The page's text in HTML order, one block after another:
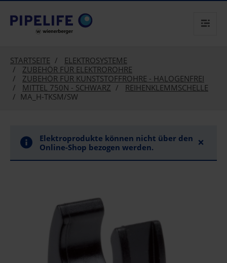
text.skipToContent
text.skipToNavigation
STARTSEITE
ELEKTROSYSTEME
ZUBEHÖR FÜR ELEKTROROHRE
ZUBEHÖR FÜR KUNSTSTOFFROHRE - HALOGENFREI
MITTEL 750N - SCHWARZ
REIHENKLEMMSCHELLE
MA_H-TKSM/SW
Elektroprodukte können nicht über den
Online-Shop bezogen werden.
×